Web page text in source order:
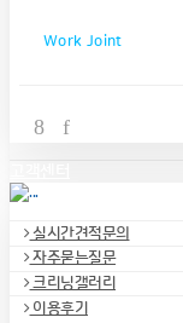
Work Joint
실시간견적문의
자주묻는질문
크리닝갤러리
이용후기